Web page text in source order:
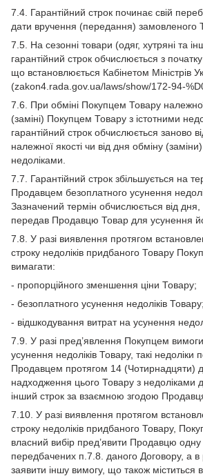
7.4. Гарантійний строк починає свій
дати вручення (передання) замовленого
7.5. На сезонні товари (одяг, хутряні та
гарантійний строк обчислюється з початку
що встановлюється Кабінетом Міністрів
(zakon4.rada.gov.ua/laws/show/172-94-
7.6. При обміні Покупцем Товару належної
(заміні) Покупцем Товару з істотними
гарантійний строк обчислюється заново
належної якості чи від дня обміну
недоліками.
7.7. Гарантійний строк збільшується на
Продавцем безоплатного усунення
Зазначений термін обчислюється від
передав Продавцю Товар для усунення
7.8. У разі виявлення протягом
строку недоліків придбаного Товару
вимагати:
- пропорційного зменшення ціни Товару;
- безоплатного усунення недоліків Товару;
- відшкодування витрат на усунення
7.9. У разі пред’явлення Покупцем
усунення недоліків Товару, такі недоліки
Продавцем протягом 14 (Чотирнадцяти)
надходження цього Товару з недоліками
інший строк за взаємною згодою
7.10. У разі виявлення протягом
строку недоліків придбаного Товару,
власний вибір пред’явити Продавцю одну
передбачених п.7.8. даного Договору, а в
заявити іншу вимогу, що також міститься